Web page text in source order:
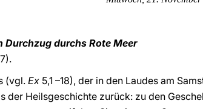
Durchzug durchs Rote Meer
(vgl.Ex 5,1 –18), der in den Laudes am
der Heilsgeschichte zurück: zu den